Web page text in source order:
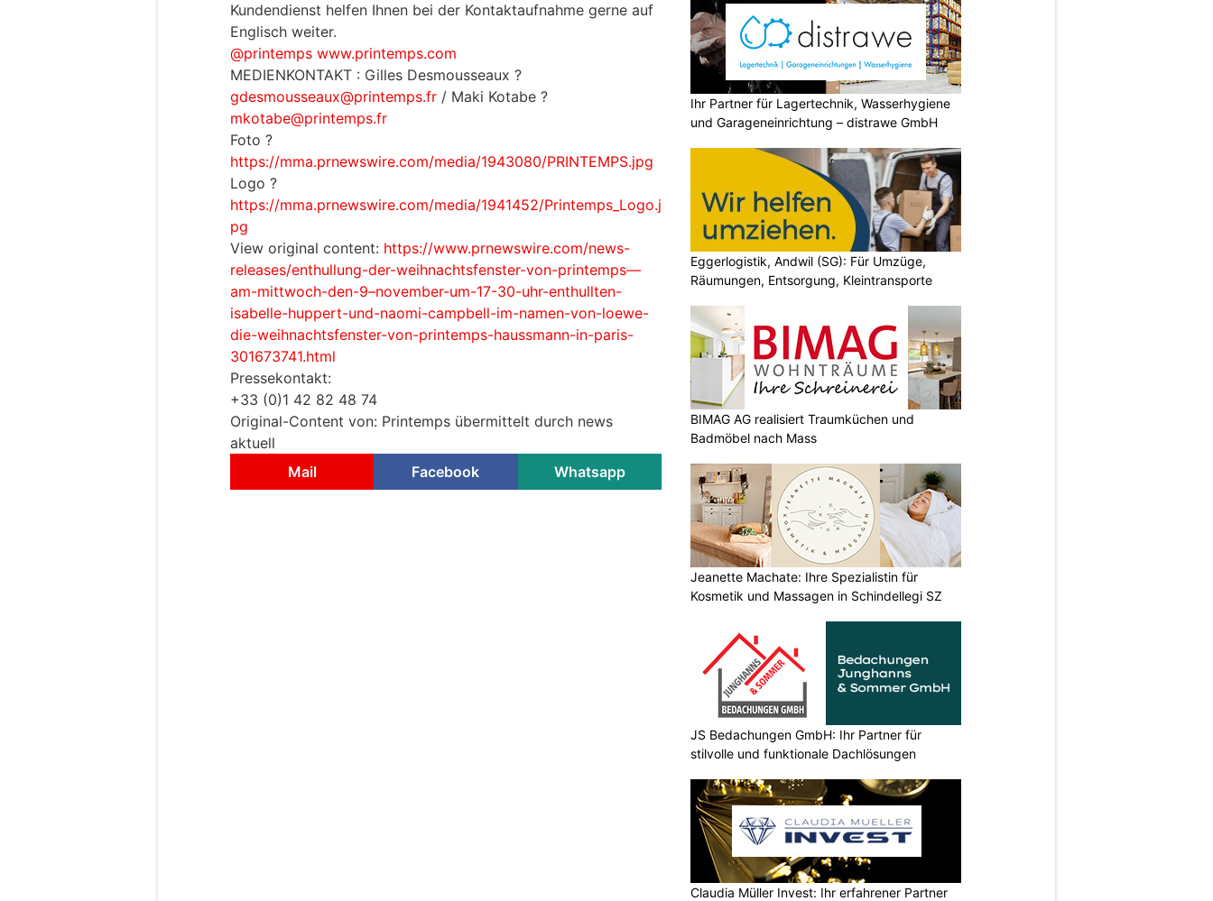
Kundendienst helfen Ihnen bei der Kontaktaufnahme gerne auf
Englisch weiter.
@printemps www.printemps.com
MEDIENKONTAKT : Gilles Desmousseaux ?
gdesmousseaux@printemps.fr / Maki Kotabe ?
mkotabe@printemps.fr
Foto ?
https://mma.prnewswire.com/media/1943080/PRINTEMPS.jpg
Logo ?
https://mma.prnewswire.com/media/1941452/Printemps_Logo.j
pg
View original content: https://www.prnewswire.com/news-
releases/enthullung-der-weihnachtsfenster-von-printemps—
am-mittwoch-den-9–november-um-17-30-uhr-enthullten-
isabelle-huppert-und-naomi-campbell-im-namen-von-loewe-
die-weihnachtsfenster-von-printemps-haussmann-in-paris-
301673741.html
Pressekontakt:
+33 (0)1 42 82 48 74
Original-Content von: Printemps übermittelt durch news
aktuell
Mail
Facebook Whatsapp
Ihr Partner für Lagertechnik, Wasserhygiene
und Garageneinrichtung – distrawe GmbH
Eggerlogistik, Andwil (SG): Für Umzüge,
Räumungen, Entsorgung, Kleintransporte
BIMAG AG realisiert Traumküchen und
Badmöbel nach Mass
Jeanette Machate: Ihre Spezialistin für
Kosmetik und Massagen in Schindellegi SZ
JS Bedachungen GmbH: Ihr Partner für
stilvolle und funktionale Dachlösungen
Claudia Müller Invest: Ihr erfahrener Partner